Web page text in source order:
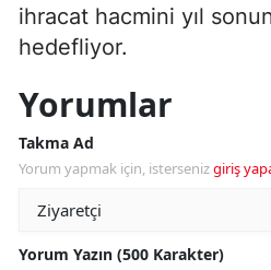
ihracat hacmini yıl
hedefliyor.
Yorumlar
Takma Ad
Yorum yapmak için, istersenizgiriş
Yorum Yazın (500 Karakter)